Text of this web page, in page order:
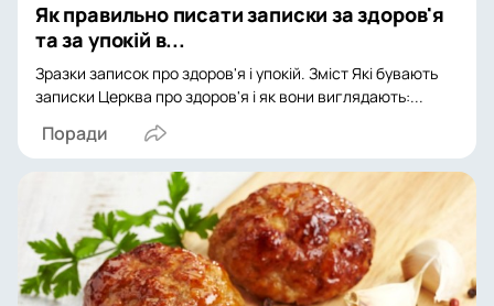
Як правильно писати записки за здоров'я
та за упокій в...
Зразки записок про здоров'я і упокій. Зміст Які бувають
записки Церква про здоров'я і як вони виглядають:...
Поради